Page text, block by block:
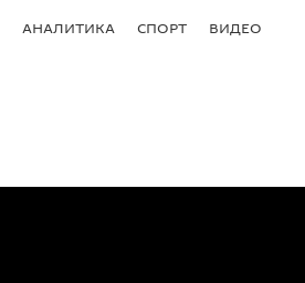
АНАЛИТИКА СПОРТ ВИДЕО